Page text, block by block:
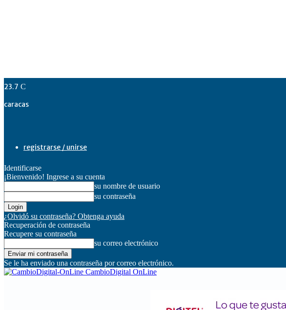
23.7 C
caracas
registrarse / unirse
Identificarse
¡Bienvenido! Ingrese a su cuenta
su nombre de usuario
su contraseña
¿Olvidó su contraseña? Obtenga ayuda
Recuperación de contraseña
Recupere su contraseña
su correo electrónico
Se le ha enviado una contraseña por correo electrónico.
CambioDigital OnLine